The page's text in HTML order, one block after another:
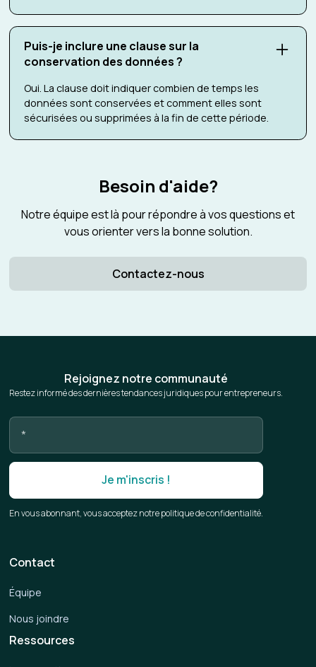
Puis-je inclure une clause sur la
conservation des données ?
Oui. La clause doit indiquer combien de temps les
données sont conservées et comment elles sont
sécurisées ou supprimées à la fin de cette période.
Besoin d'aide?
Notre équipe est là pour répondre à vos questions et
vous orienter vers la bonne solution.
Contactez-nous
Rejoignez notre communauté
Restez informé des dernières tendances juridiques pour entrepreneurs.
En vous abonnant, vous acceptez notre politique de confidentialité.
Ressources
Contact
Équipe
Nous joindre